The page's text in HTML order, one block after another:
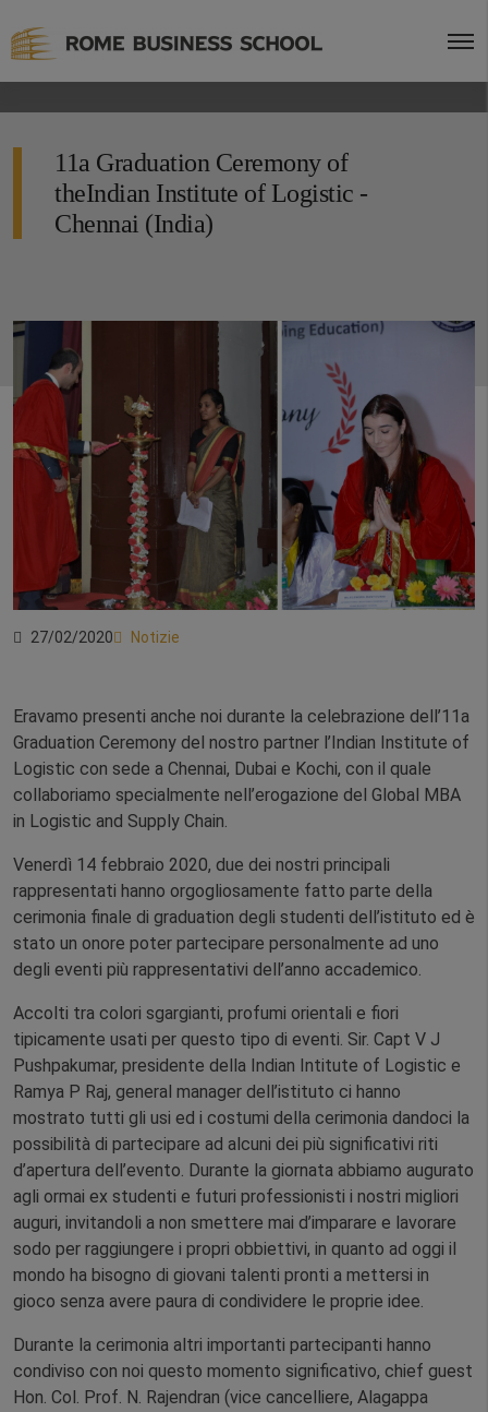
11a Graduation Ceremony of
theIndian Institute of Logistic -
Chennai (India)
27/02/2020 Notizie
Eravamo presenti anche noi durante la celebrazione dell’11a
Graduation Ceremony del nostro partner l’Indian Institute of
Logistic con sede a Chennai, Dubai e Kochi, con il quale
collaboriamo specialmente nell’erogazione del Global MBA
in Logistic and Supply Chain.
Venerdì 14 febbraio 2020, due dei nostri principali
rappresentati hanno orgogliosamente fatto parte della
cerimonia finale di graduation degli studenti dell’istituto ed è
stato un onore poter partecipare personalmente ad uno
degli eventi più rappresentativi dell’anno accademico.
Accolti tra colori sgargianti, profumi orientali e fiori
tipicamente usati per questo tipo di eventi. Sir. Capt V J
Pushpakumar, presidente della Indian Intitute of Logistic e
Ramya P Raj, general manager dell’istituto ci hanno
mostrato tutti gli usi ed i costumi della cerimonia dandoci la
possibilità di partecipare ad alcuni dei più significativi riti
d’apertura dell’evento. Durante la giornata abbiamo augurato
agli ormai ex studenti e futuri professionisti i nostri migliori
auguri, invitandoli a non smettere mai d’imparare e lavorare
sodo per raggiungere i propri obbiettivi, in quanto ad oggi il
mondo ha bisogno di giovani talenti pronti a mettersi in
gioco senza avere paura di condividere le proprie idee.
Durante la cerimonia altri importanti partecipanti hanno
condiviso con noi questo momento significativo, chief guest
Hon. Col. Prof. N. Rajendran (vice cancelliere, Alagappa